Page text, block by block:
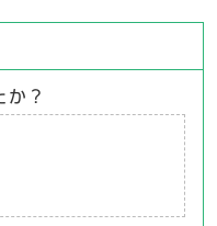
？